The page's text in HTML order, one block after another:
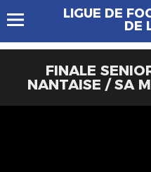
LIGUE DE
DE
FINALE
NANTAISE / SA